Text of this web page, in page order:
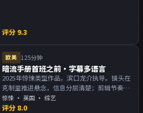
评分 9.3
欧美 125分钟
暗流手册首班之前·字幕多语言
2025年惊悚类型作品，滨口龙介执导。镜头在
克制里推进悬念，信息分层清楚；剪辑节奏利
落，观感顺滑。主演以演技派为主，适合喜欢
强叙事与人物关系的观众加入片单。
惊悚 · 英国 · 综艺
评分 8.0